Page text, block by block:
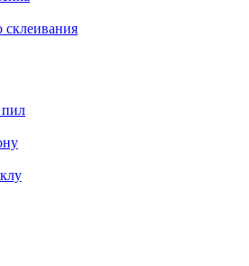
склеивания
пил